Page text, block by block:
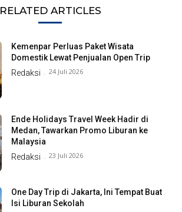
RELATED ARTICLES
Kemenpar Perluas Paket Wisata
Domestik Lewat Penjualan Open Trip
Redaksi - 24 Juli 2026
Ende Holidays Travel Week Hadir di
Medan, Tawarkan Promo Liburan ke
Malaysia
Redaksi - 23 Juli 2026
One Day Trip di Jakarta, Ini Tempat Buat
Isi Liburan Sekolah